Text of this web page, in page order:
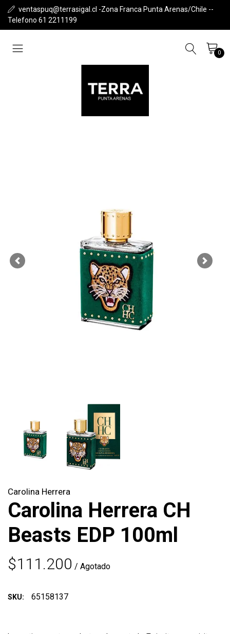
ventaspuq@terrasigal.cl -Zona Franca Punta Arenas/Chile --
Telefono 61 2211199
0
Previous Next
Carolina Herrera
Carolina Herrera CH
Beasts EDP 100ml
$111.200 / Agotado
SKU: 65158137